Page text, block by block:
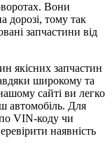
Вони
дорозі, тому так
запчастини від
якісних запчастин
широкому та
сайті ви легко
автомобіль. Для
VIN-коду чи
наявність